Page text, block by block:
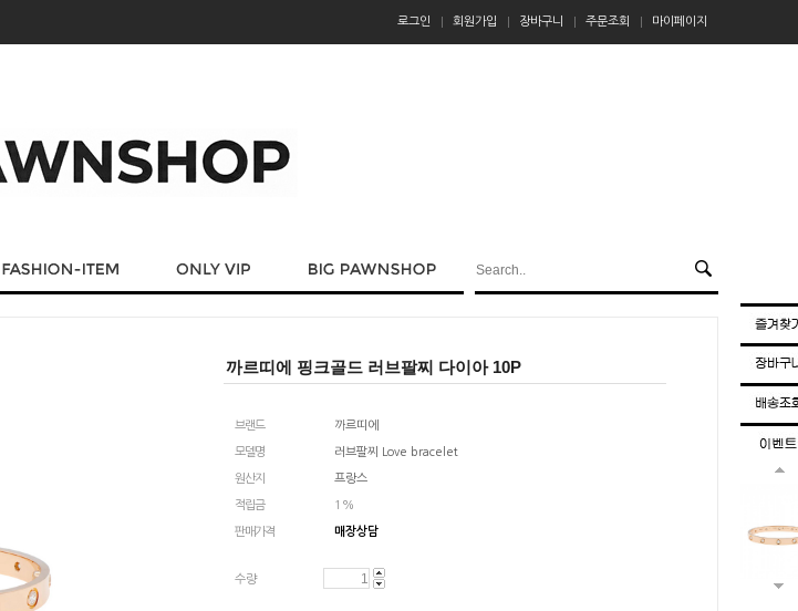
로그인 회원가입 장바구니 주문조회 마이페이지
까르띠에 핑크골드 러브팔찌 다이아 10P
브랜드 까르띠에
모델명 러브팔찌 Love bracelet
원산지 프랑스
적립금 1%
판매가격 매장상담
수량